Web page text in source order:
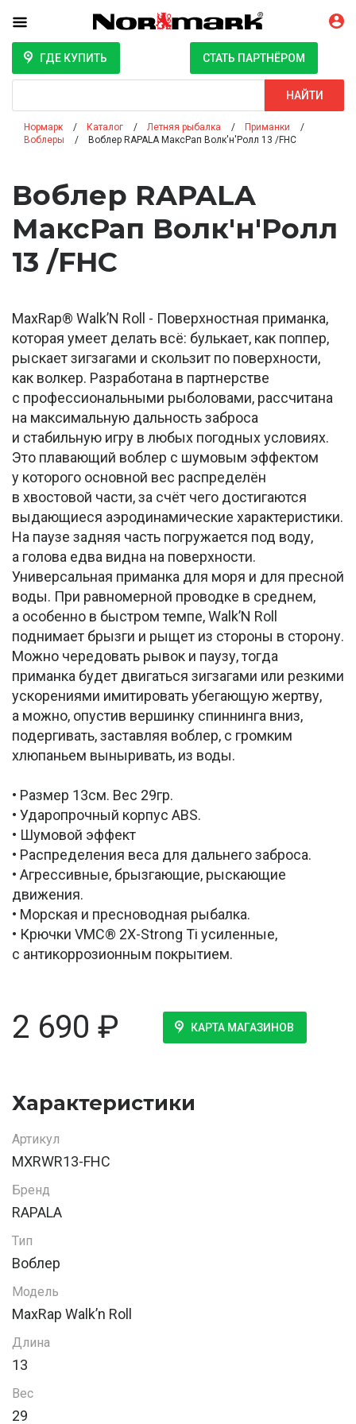
ГДЕ КУПИТЬ СТАТЬ ПАРТНЁРОМ
НАЙТИ
Нормарк Каталог Летняя рыбалка
Приманки
Воблеры
Воблер RAPALA МаксРап Волк'н'Ролл 13 /FHC
Воблер RAPALA
МаксРап Волк'н'Ролл
13 /FHC
MaxRap® Walk’N Roll - Поверхностная приманка,
которая умеет делать всё: булькает, как поппер,
рыскает зигзагами и скользит по поверхности,
как волкер. Разработана в партнерстве
с профессиональными рыболовами, рассчитана
на максимальную дальность заброса
и стабильную игру в любых погодных условиях.
Это плавающий воблер с шумовым эффектом
у которого основной вес распределён
в хвостовой части, за счёт чего достигаются
выдающиеся аэродинамические характеристики.
На паузе задняя часть погружается под воду,
а голова едва видна на поверхности.
Универсальная приманка для моря и для пресной
воды. При равномерной проводке в среднем,
а особенно в быстром темпе, Walk’N Roll
поднимает брызги и рыщет из стороны в сторону.
Можно чередовать рывок и паузу, тогда
приманка будет двигаться зигзагами или резкими
ускорениями имитировать убегающую жертву,
а можно, опустив вершинку спиннинга вниз,
подергивать, заставляя воблер, с громким
хлюпаньем выныривать, из воды.
• Размер 13см. Вес 29гр.
• Ударопрочный корпус ABS.
• Шумовой эффект
• Распределения веса для дальнего заброса.
• Агрессивные, брызгающие, рыскающие
движения.
• Морская и пресноводная рыбалка.
• Крючки VMC® 2X-Strong Ti усиленные,
с антикоррозионным покрытием.
2 690 ₽ КАРТА МАГАЗИНОВ
Характеристики
Артикул
MXRWR13-FHC
Бренд
RAPALA
Тип
Воблер
Модель
MaxRap Walk’n Roll
Длина
13
Вес
29